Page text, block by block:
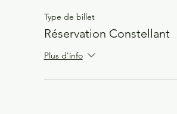
Type de billet
Réservation Constellant
Plus d'info